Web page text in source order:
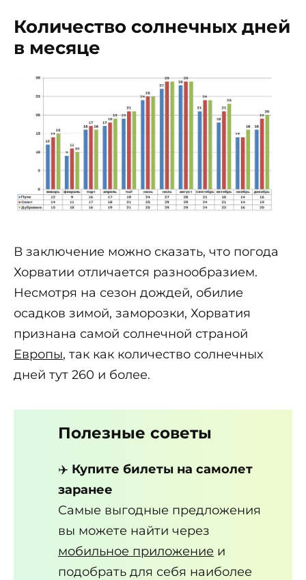
Количество солнечных дней
в месяце
В заключение можно сказать, что погода
Хорватии отличается разнообразием.
Несмотря на сезон дождей, обилие
осадков зимой, заморозки, Хорватия
признана самой солнечной страной
Европы, так как количество солнечных
дней тут 260 и более.
Полезные советы
✈️ Купите билеты на самолет
заранее
Самые выгодные предложения
вы можете найти через
мобильное приложение и
подобрать для себя наиболее